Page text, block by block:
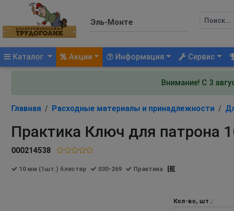
Каталог (current)Акции Информация Сервис
Внимание! С 3
Главная Расходные материалы и принадлежности
Практика Ключ для патрона
000214538
10 мм (1шт.) блистер 030-269 Практика
Кол-во, шт.: